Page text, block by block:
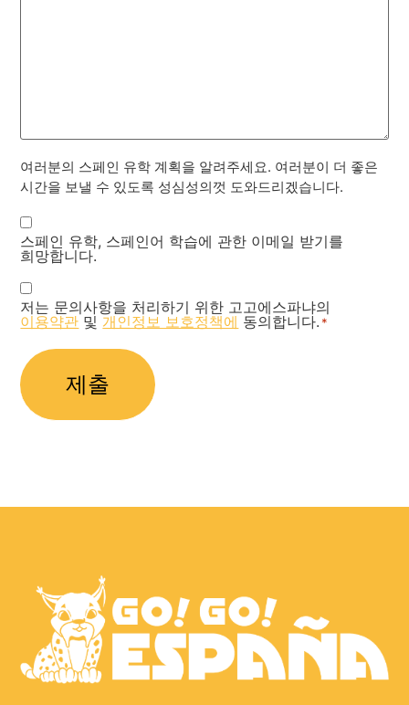
여러분의 스페인 유학 계획을 알려주세요. 여러분이 더 좋은
시간을 보낼 수 있도록 성심성의껏 도와드리겠습니다.
Newsletter
스페인 유학, 스페인어 학습에 관한 이메일 받기를
희망합니다.
Privacy
Policy
저는 문의사항을 처리하기 위한 고고에스파냐의
이용약관및 개인정보 보호정책에 동의합니다. *